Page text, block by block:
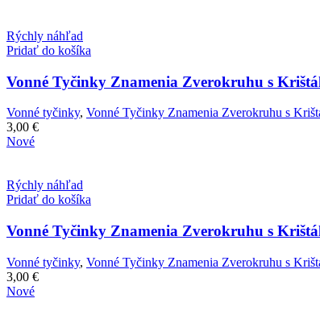
Rýchly náhľad
Pridať do košíka
Vonné Tyčinky Znamenia Zverokruhu s
Vonné tyčinky, Vonné Tyčinky Znamenia Zverokruhu s
3,00 €
Nové
Rýchly náhľad
Pridať do košíka
Vonné Tyčinky Znamenia Zverokruhu s
Vonné tyčinky, Vonné Tyčinky Znamenia Zverokruhu s
3,00 €
Nové